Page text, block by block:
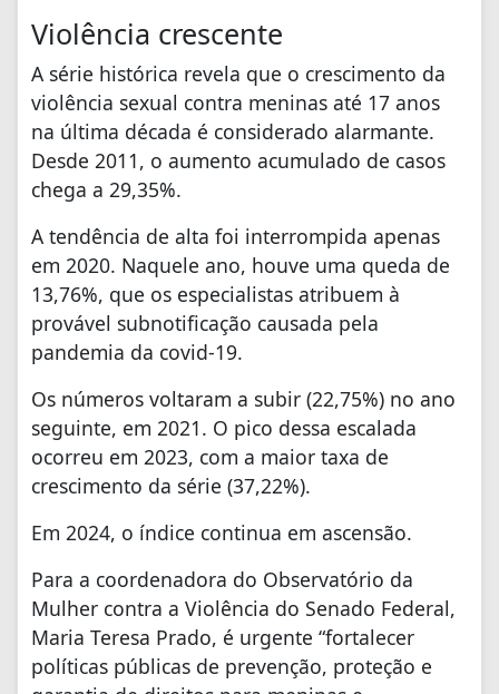
Violência crescente
A série histórica revela que o crescimento da
violência sexual contra meninas até 17 anos
na última década é considerado alarmante.
Desde 2011, o aumento acumulado de casos
chega a 29,35%.
A tendência de alta foi interrompida apenas
em 2020. Naquele ano, houve uma queda de
13,76%, que os especialistas atribuem à
provável subnotificação causada pela
pandemia da covid-19.
Os números voltaram a subir (22,75%) no ano
seguinte, em 2021. O pico dessa escalada
ocorreu em 2023, com a maior taxa de
crescimento da série (37,22%).
Em 2024, o índice continua em ascensão.
Para a coordenadora do Observatório da
Mulher contra a Violência do Senado Federal,
Maria Teresa Prado, é urgente “fortalecer
políticas públicas de prevenção, proteção e